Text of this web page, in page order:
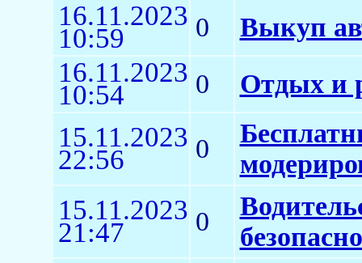
16.11.2023
10:59 0 Выкуп
16.11.2023
10:54 0 Отдых и
15.11.2023
22:56 0
15.11.2023
21:47 0